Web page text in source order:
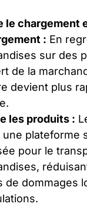
le chargement
: En
sur des
de la
devient plus
les produits :
plateforme
pour le
de dommages